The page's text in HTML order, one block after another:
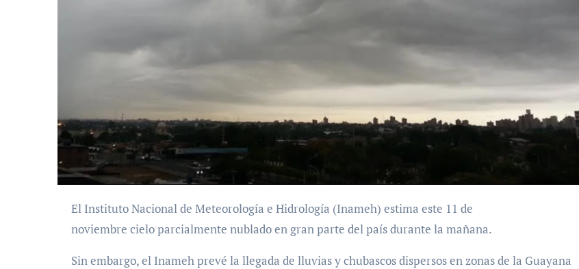
El Instituto Nacional de Meteorología e Hidrología (Inameh) estima este 11 de
noviembre cielo parcialmente nublado en gran parte del país durante la mañana.
Sin embargo, el Inameh prevé la llegada de lluvias y chubascos dispersos en zonas de la Guayana